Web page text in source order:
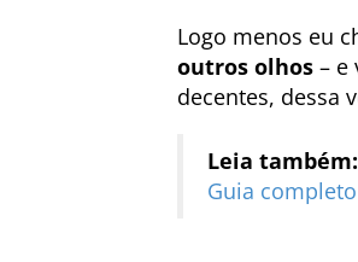
Logo menos eu
outros olhos – e
decentes, dessa
Leia também:
Guia